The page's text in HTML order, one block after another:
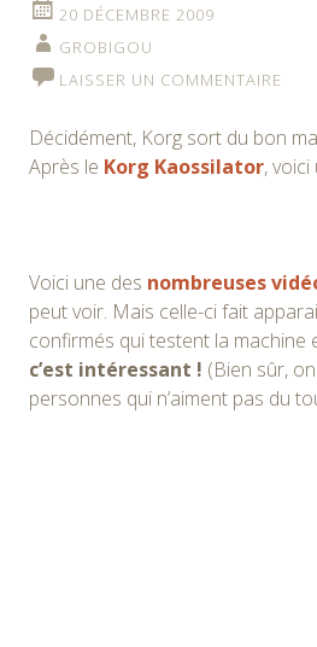
20 DÉCEMBRE 2009
GROBIGOU
LAISSER UN COMMENTAIRE
Décidément, Korg sort du bon
Après le Korg Kaossilator,
Voici une des nombreuses
peut voir. Mais celle-ci fait
confirmés qui testent la machine
c’est intéressant ! (Bien sûr,
personnes qui n’aiment pas du